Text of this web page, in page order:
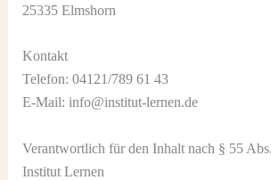
25335 Elmshorn
Kontakt
Telefon: 04121/789 61 43
E-Mail: info@institut-lernen.de
Verantwortlich für den Inhalt nach § 55
Institut Lernen